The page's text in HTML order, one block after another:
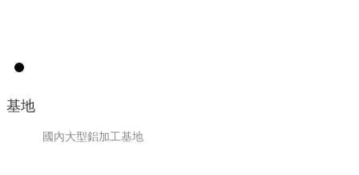
基地
國內大型鋁加工基地